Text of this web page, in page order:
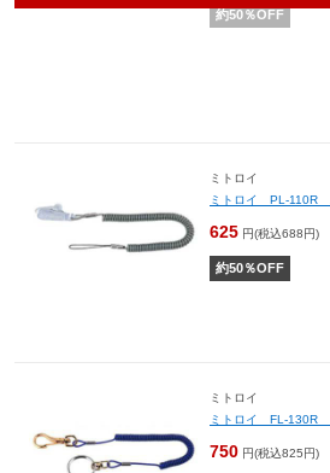
約50％OFF
ミトロイ
ミトロイ PL-110R
625 円(税込688円)
約50％OFF
ミトロイ
ミトロイ FL-130R
750 円(税込825円)